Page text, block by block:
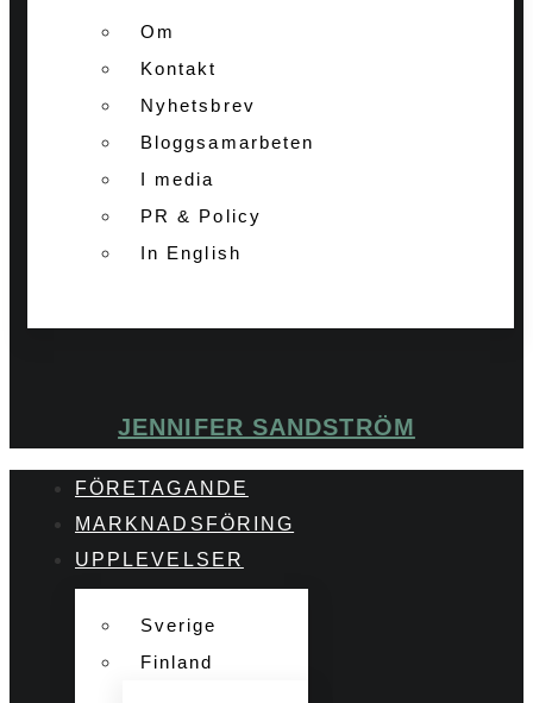
Om
Kontakt
Nyhetsbrev
Bloggsamarbeten
I media
PR & Policy
In English
JENNIFER SANDSTRÖM
FÖRETAGANDE
MARKNADSFÖRING
UPPLEVELSER
Sverige
Finland